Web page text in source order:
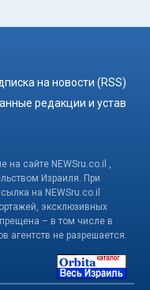
на новости (RSS)
редакции и устав
на сайте NEWSru.co.il ,
Израиля. При
на NEWSru.co.il
эксклюзивных
– в том числе в
агентств не разрешается.